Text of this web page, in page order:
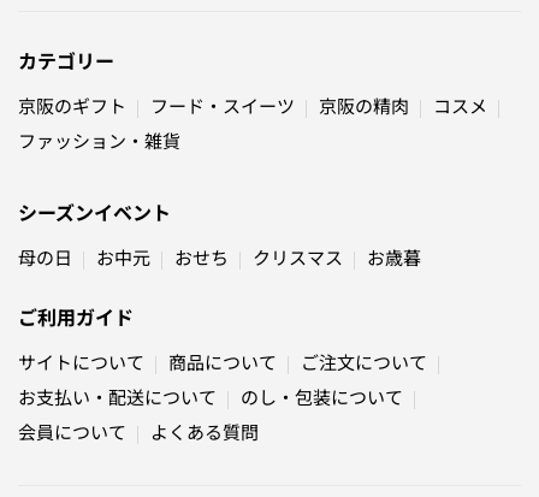
カテゴリー
京阪のギフト フード・スイーツ 京阪の精肉
コスメ
ファッション・雑貨
シーズンイベント
母の日 お中元 おせち クリスマス お歳暮
ご利用ガイド
サイトについて 商品について
ご注文について
お支払い・配送について
のし・包装について
会員について
よくある質問